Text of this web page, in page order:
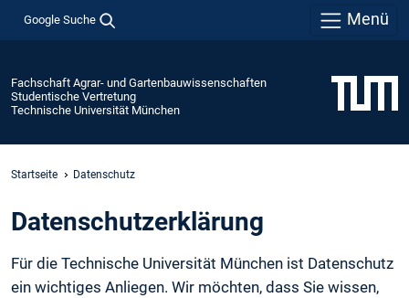
Google Suche Menü
Fachschaft Agrar- und Gartenbauwissenschaften
Studentische Vertretung
Technische Universität München
Startseite Datenschutz
Daten­schutz­erklärung
Für die Technische Universität München ist Datenschutz
ein wichtiges Anliegen. Wir möchten, dass Sie wissen,